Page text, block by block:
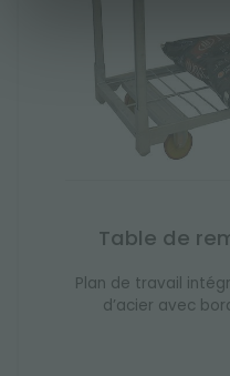
Table de
Plan de travail
d’acier avec